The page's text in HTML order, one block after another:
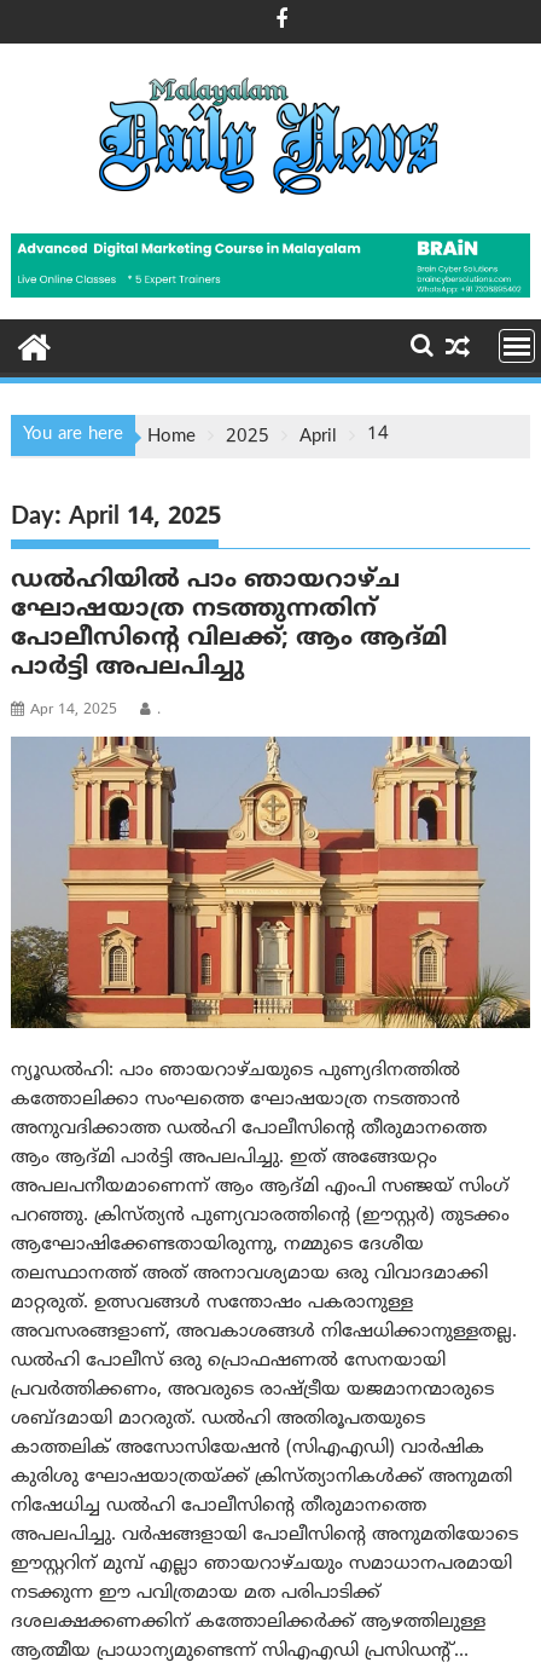
to
You are here Home 2025 April 14
Day:April 14, 2025
ഡല്‍ഹിയില്‍ പാം ഞായറാഴ്ച
ഘോഷയാത്ര നടത്തുന്നതിന്
പോലീസിന്റെ വിലക്ക്; ആം ആദ്മി
പാര്‍ട്ടി അപലപിച്ചു
Apr 14, 2025 .
ന്യൂഡൽഹി: പാം ഞായറാഴ്ചയുടെ പുണ്യദിനത്തിൽ
കത്തോലിക്കാ സംഘത്തെ ഘോഷയാത്ര നടത്താൻ
അനുവദിക്കാത്ത ഡൽഹി പോലീസിന്റെ തീരുമാനത്തെ
ആം ആദ്മി പാർട്ടി അപലപിച്ചു. ഇത് അങ്ങേയറ്റം
അപലപനീയമാണെന്ന് ആം ആദ്മി എംപി സഞ്ജയ് സിംഗ്
പറഞ്ഞു. ക്രിസ്ത്യൻ പുണ്യവാരത്തിന്റെ (ഈസ്റ്റർ) തുടക്കം
ആഘോഷിക്കേണ്ടതായിരുന്നു, നമ്മുടെ ദേശീയ
തലസ്ഥാനത്ത് അത് അനാവശ്യമായ ഒരു വിവാദമാക്കി
മാറ്റരുത്. ഉത്സവങ്ങൾ സന്തോഷം പകരാനുള്ള
അവസരങ്ങളാണ്, അവകാശങ്ങൾ നിഷേധിക്കാനുള്ളതല്ല.
ഡൽഹി പോലീസ് ഒരു പ്രൊഫഷണൽ സേനയായി
പ്രവർത്തിക്കണം, അവരുടെ രാഷ്ട്രീയ യജമാനന്മാരുടെ
ശബ്ദമായി മാറരുത്. ഡൽഹി അതിരൂപതയുടെ
കാത്തലിക് അസോസിയേഷൻ (സിഎഎഡി) വാർഷിക
കുരിശു ഘോഷയാത്രയ്ക്ക് ക്രിസ്ത്യാനികൾക്ക് അനുമതി
നിഷേധിച്ച ഡൽഹി പോലീസിന്റെ തീരുമാനത്തെ
അപലപിച്ചു. വർഷങ്ങളായി പോലീസിന്റെ അനുമതിയോടെ
ഈസ്റ്ററിന് മുമ്പ് എല്ലാ ഞായറാഴ്ചയും സമാധാനപരമായി
നടക്കുന്ന ഈ പവിത്രമായ മത പരിപാടിക്ക്
ദശലക്ഷക്കണക്കിന് കത്തോലിക്കർക്ക് ആഴത്തിലുള്ള
ആത്മീയ പ്രാധാന്യമുണ്ടെന്ന് സിഎഎഡി പ്രസിഡന്റ്…